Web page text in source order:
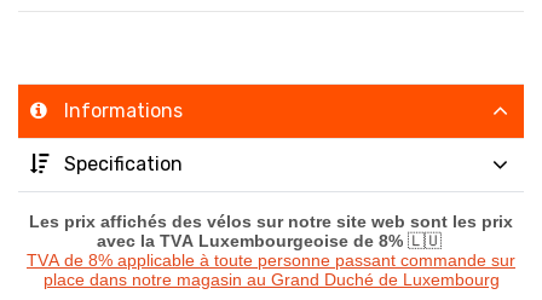
Informations
Specification
Les prix affichés des vélos sur notre site web sont les prix
avec la TVA Luxembourgeoise de 8% 🇱🇺
TVA de 8% applicable à toute personne passant commande sur
place dans notre magasin au Grand Duché de Luxembourg